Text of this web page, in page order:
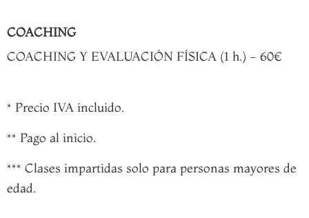
COACHING
COACHING Y EVALUACIÓN FÍSICA (1 h.) - 60€
* Precio IVA incluido.
** Pago al inicio.
*** Clases impartidas solo para personas mayores de
edad.